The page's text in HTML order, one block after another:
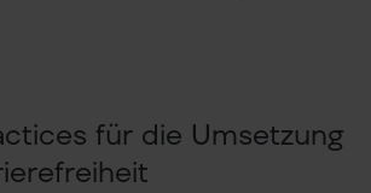
für die Umsetzung